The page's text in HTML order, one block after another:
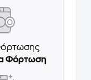
Φόρτωση